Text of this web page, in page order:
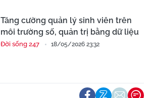
Tăng cường quản lý sinh viên trên
môi trường số, quản trị bằng dữ liệu
Đời sống 247 18/05/2026 23:32